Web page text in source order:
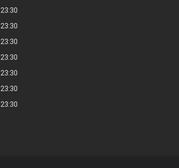
23:30
23:30
23:30
23:30
23:30
23:30
23:30